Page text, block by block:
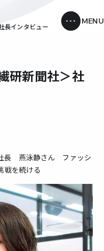
長インタビュー
研新聞社＞社
社長 燕泳静さん ファッシ
戦を続ける